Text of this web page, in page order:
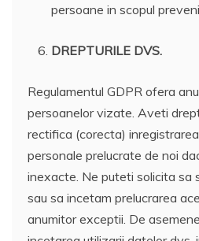
persoane in scopul
DREPTURILE DVS.
Regulamentul GDPR ofera
persoanelor vizate. Aveti
rectifica (corecta)
personale prelucrate de noi
inexacte. Ne puteti solicita sa
sau sa incetam prelucrarea
anumitor exceptii. De